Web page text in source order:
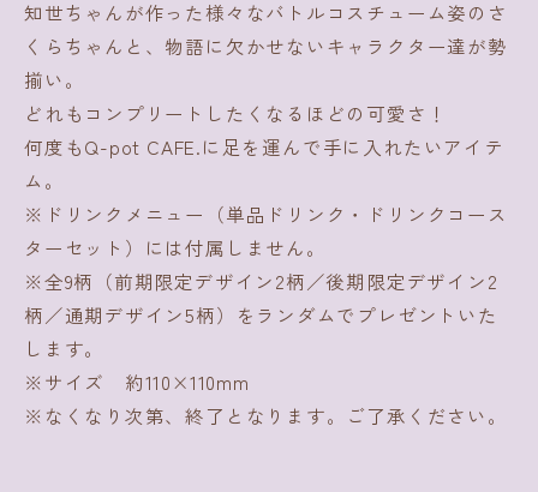
知世ちゃんが作った様々なバトルコスチューム姿のさ
くらちゃんと、物語に欠かせないキャラクター達が勢
揃い。
どれもコンプリートしたくなるほどの可愛さ！
何度もQ-pot CAFE.に足を運んで手に入れたいアイテ
ム。
※ドリンクメニュー（単品ドリンク・ドリンクコース
ターセット）には付属しません。
※全9柄（前期限定デザイン2柄／後期限定デザイン2
柄／通期デザイン5柄）をランダムでプレゼントいた
します。
※サイズ 約110×110mm
※なくなり次第、終了となります。ご了承ください。